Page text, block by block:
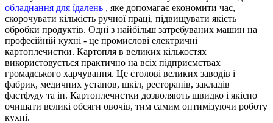
обладнання для їдалень , яке допомагає економити час,
скорочувати кількість ручної праці, підвищувати якість
обробки продуктів. Одні з найбільш затребуваних машин на
професійній кухні - це промислові електричні
картоплечистки. Картопля в великих кількостях
використовується практично на всіх підприємствах
громадського харчування. Це столові великих заводів і
фабрик, медичних установ, шкіл, ресторанів, закладів
фастфуду та ін. Картоплечистки дозволяють швидко і якісно
очищати великі обсяги овочів, тим самим оптимізуючи роботу
кухні.